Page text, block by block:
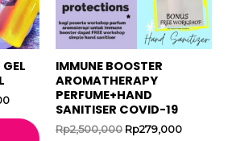
Harga
IMMUNE BOOSTER
AROMATHERAPY
PERFUME+HAND
SANITISER COVID-19
Rp2,500,000 Harga
Rp279,000Harga